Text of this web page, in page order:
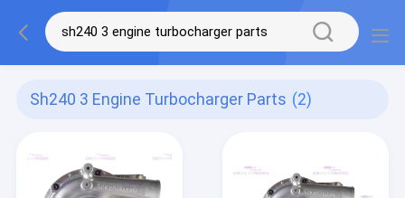
Sh240 3 Engine Turbocharger Parts (2)